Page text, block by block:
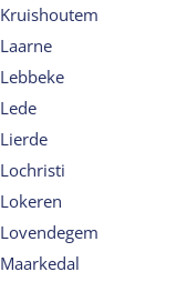
Kruishoutem
Laarne
Lebbeke
Lede
Lierde
Lochristi
Lokeren
Lovendegem
Maarkedal